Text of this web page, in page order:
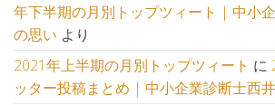
年下半期の月別トップツィート | 中小
の思い より
2021年上半期の月別トップツィート に
ッター投稿まとめ | 中小企業診断士西